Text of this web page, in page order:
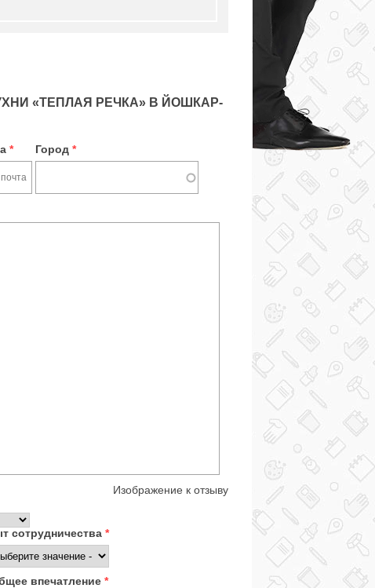
«ТЕПЛАЯ РЕЧКА» В ЙОШКАР-
* Город *
Изображение к отзыву
сотрудничества *
впечатление *